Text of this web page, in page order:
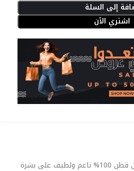
إلى السلة
اشتري الآن
اوفر أطفال لطيف ، مصنوع من قطن 100% ناعم ولطيف على بشرة